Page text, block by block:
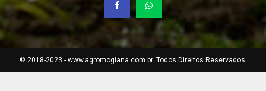
© 2018-2023 - www.agromogiana.com.br. Todos Direitos Reservados.